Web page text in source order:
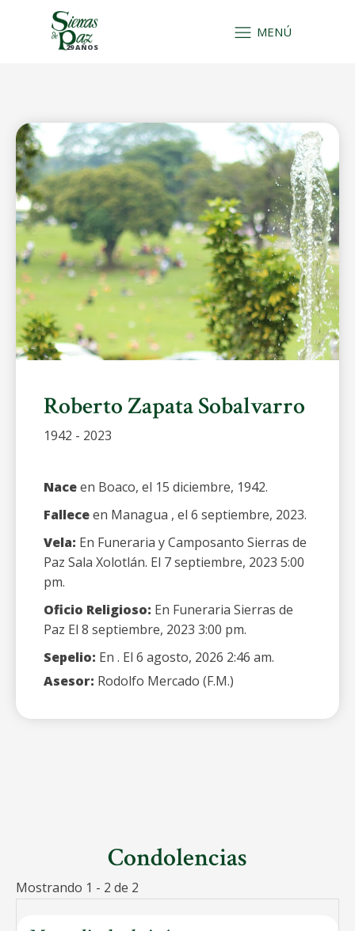
29 AÑOS
MENÚ
Roberto Zapata Sobalvarro
1942 - 2023
Naceen Boaco, el 15 diciembre, 1942.
Falleceen Managua , el 6 septiembre, 2023.
Vela: En Funeraria y Camposanto Sierras de
Paz Sala Xolotlán. El 7 septiembre, 2023 5:00
pm.
Oficio Religioso: En Funeraria Sierras de
Paz El 8 septiembre, 2023 3:00 pm.
Sepelio: En . El 6 agosto, 2026 2:46 am.
Asesor: Rodolfo Mercado (F.M.)
Condolencias
Mostrando 1 - 2 de 2